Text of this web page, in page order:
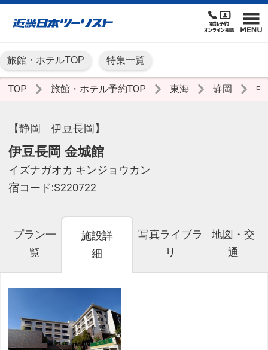
旅館・ホテルTOP 特集一覧
TOP 旅館・ホテル予約TOP 東海 静岡
【静岡 伊豆長岡】
伊豆長岡 金城館
イズナガオカ キンジョウカン
宿コード:S220722
プラン一
覧
施設詳
細
写真ライブラ
リ
地図・交
通